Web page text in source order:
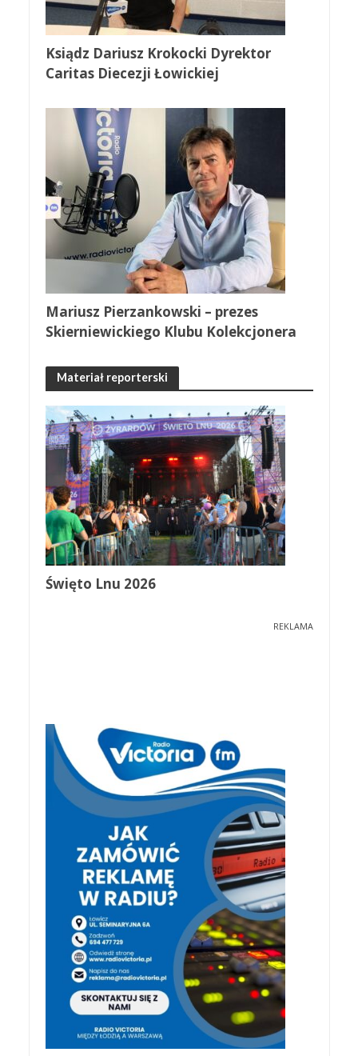
Ksiądz Dariusz Krokocki Dyrektor
Caritas Diecezji Łowickiej
Mariusz Pierzankowski – prezes
Skierniewickiego Klubu Kolekcjonera
Materiał reporterski
Święto Lnu 2026
REKLAMA